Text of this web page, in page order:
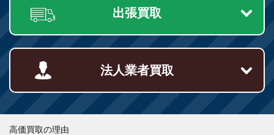
出張買取
法人業者買取
高価買取の理由